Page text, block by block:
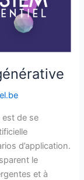
est de se
d’application.
le
et à